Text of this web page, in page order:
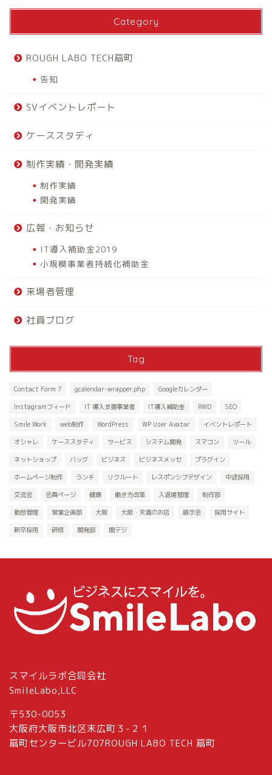
Category
ROUGH LABO TECH扇町
告知
SVイベントレポート
ケーススタディ
制作実績・開発実績
制作実績
開発実績
広報・お知らせ
IT導入補助金2019
小規模事業者持続化補助金
来場者管理
社員ブログ
Tag
Contact Form 7 gcalendar-wrapper.php Googleカレンダー
Instagramフィード IT 導入支援事業者 IT導入補助金 RWD SEO
Smile Work web制作 WordPress WP User Avatar イベントレポート
オシャレ ケーススタディ サービス システム開発 スマコン ツール
ネットショップ バッグ ビジネス ビジネスメッセ プラグイン
ホームページ制作 ランチ リクルート レスポンシブデザイン 中途採用
交流会 会員ページ 健康 働き方改革 入退場管理 制作部
勤怠管理 営業企画部 大阪 大阪・天満のお店 展示会 採用サイト
新卒採用 研修 開発部 関デジ
スマイルラボ合同会社
SmileLabo,LLC
〒530-0053
大阪府大阪市北区末広町３-２１
扇町センタービル707ROUGH LABO TECH 扇町